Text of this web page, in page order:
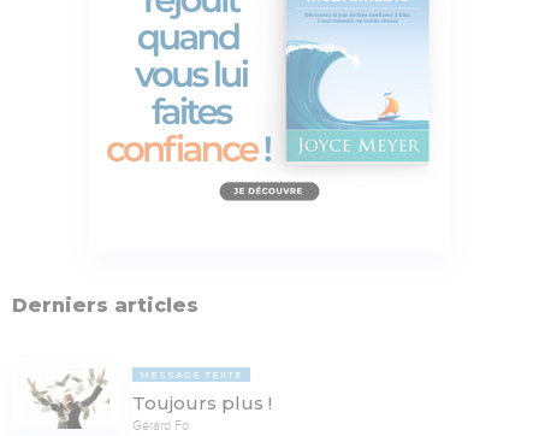
Derniers articles
MESSAGE TEXTE
Toujours plus !
Gérard Fo